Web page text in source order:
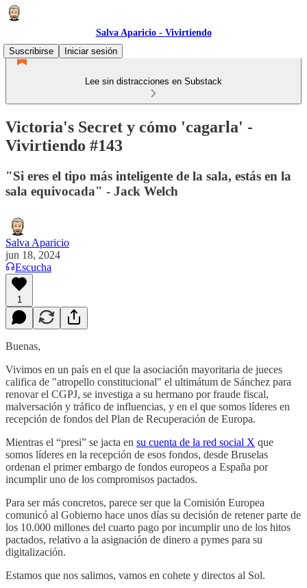
Salva Aparicio - Vivirtiendo
Suscribirse
Iniciar sesión
Lee sin distracciones en Substack
Victoria's Secret y cómo 'cagarla' -
Vivirtiendo #143
"Si eres el tipo más inteligente de la sala, estás en la
sala equivocada" - Jack Welch
Salva Aparicio
jun 18, 2024
Escucha
1
Buenas,
Vivimos en un país en el que la asociación mayoritaria de jueces
califica de "atropello constitucional" el ultimátum de Sánchez para
renovar el CGPJ, se investiga a su hermano por fraude fiscal,
malversación y tráfico de influencias, y en el que somos líderes en
recepción de fondos del Plan de Recuperación de Europa.
Mientras el “presi” se jacta en su cuenta de la red social X que
somos líderes en la recepción de esos fondos, desde Bruselas
ordenan el primer embargo de fondos europeos a España por
incumplir uno de los compromisos pactados.
Para ser más concretos, parece ser que la Comisión Europea
comunicó al Gobierno hace unos días su decisión de retener parte de
los 10.000 millones del cuarto pago por incumplir uno de los hitos
pactados, relativo a la asignación de dinero a pymes para su
digitalización.
Estamos que nos salimos, vamos en cohete y directos al Sol.